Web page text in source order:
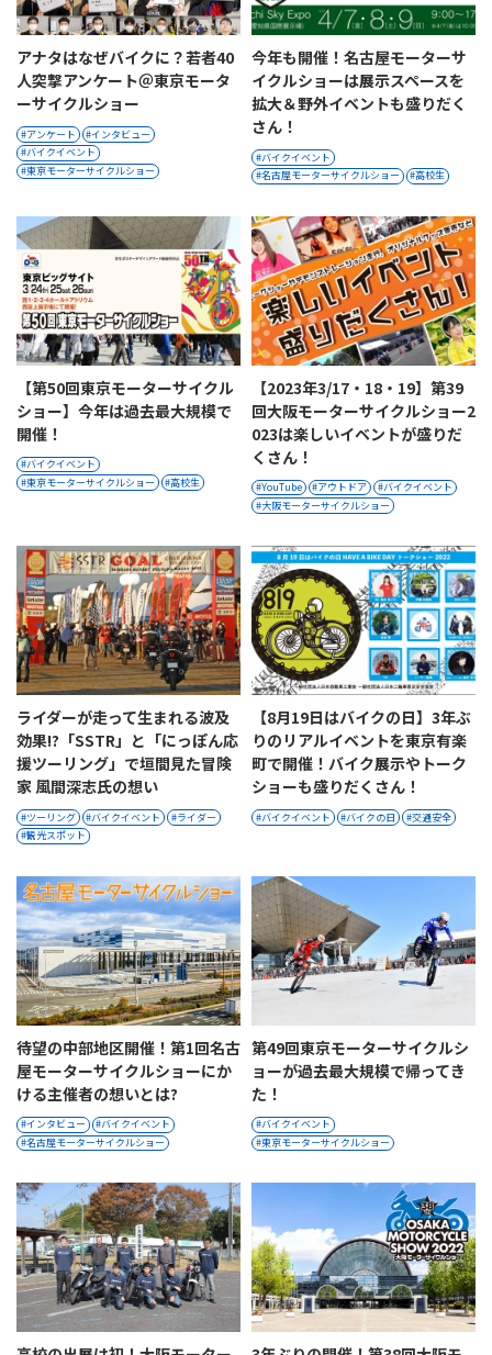
アナタはなぜバイクに？若者40
人突撃アンケート＠東京モータ
ーサイクルショー
アンケート
インタビュー
バイクイベント
東京モーターサイクルショー
今年も開催！名古屋モーターサ
イクルショーは展示スペースを
拡大＆野外イベントも盛りだく
さん！
バイクイベント
名古屋モーターサイクルショー
高校生
【第50回東京モーターサイクル
ショー】今年は過去最大規模で
開催！
バイクイベント
東京モーターサイクルショー
高校生
【2023年3/17・18・19】第39
回大阪モーターサイクルショー2
023は楽しいイベントが盛りだ
くさん！
YouTube アウトドア
バイクイベント
大阪モーターサイクルショー
ライダーが走って生まれる波及
効果!?「SSTR」と「にっぽん応
援ツーリング」で垣間見た冒険
家 風間深志氏の想い
ツーリング バイクイベント
ライダー
観光スポット
【8月19日はバイクの日】3年ぶ
りのリアルイベントを東京有楽
町で開催！バイク展示やトーク
ショーも盛りだくさん！
バイクイベント バイクの日 交通安全
待望の中部地区開催！第1回名古
屋モーターサイクルショーにか
ける主催者の想いとは?
インタビュー
バイクイベント
名古屋モーターサイクルショー
第49回東京モーターサイクルシ
ョーが過去最大規模で帰ってき
た！
バイクイベント
東京モーターサイクルショー